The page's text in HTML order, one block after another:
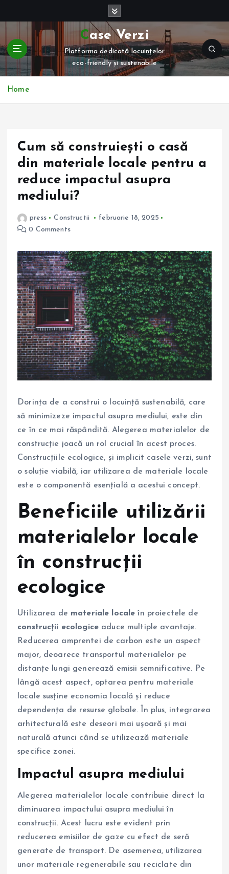
t
c
Case Verzi
Platforma dedicată locuințelor
eco-friendly și sustenabile
Home
Cum să construiești o casă
din materiale locale pentru a
reduce impactul asupra
mediului?
press Constructii
februarie 18, 2025
0 Comments
Dorința de a construi o locuință sustenabilă, care
să minimizeze impactul asupra mediului, este din
ce în ce mai răspândită. Alegerea materialelor de
construcție joacă un rol crucial în acest proces.
Construcțiile ecologice, și implicit casele verzi, sunt
o soluție viabilă, iar utilizarea de materiale locale
este o componentă esențială a acestui concept.
Beneficiile utilizării
materialelor locale
în construcții
ecologice
Utilizarea de materiale locale în proiectele de
construcții ecologice aduce multiple avantaje.
Reducerea amprentei de carbon este un aspect
major, deoarece transportul materialelor pe
distanțe lungi generează emisii semnificative. Pe
lângă acest aspect, optarea pentru materiale
locale susține economia locală și reduce
dependența de resurse globale. În plus, integrarea
arhitecturală este deseori mai ușoară și mai
naturală atunci când se utilizează materiale
specifice zonei.
Impactul asupra mediului
Alegerea materialelor locale contribuie direct la
diminuarea impactului asupra mediului în
construcții. Acest lucru este evident prin
reducerea emisiilor de gaze cu efect de seră
generate de transport. De asemenea, utilizarea
unor materiale regenerabile sau reciclate din